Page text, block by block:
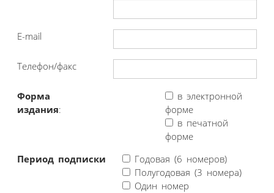
E-mail
Телефон/факс
Форма
издания:
в электронной
форме
в печатной
форме
Период подписки
Годовая (6 номеров)
Полугодовая (3 номера)
Один номер